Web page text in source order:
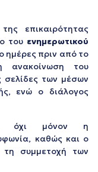
επικαιρότητας
του ενημερωτικού
ημέρες πριν από το
ανακοίνωση του
σελίδες των μέσων
ενώ ο διάλογος
όχι μόνον η
καθώς και ο
τη συμμετοχή των